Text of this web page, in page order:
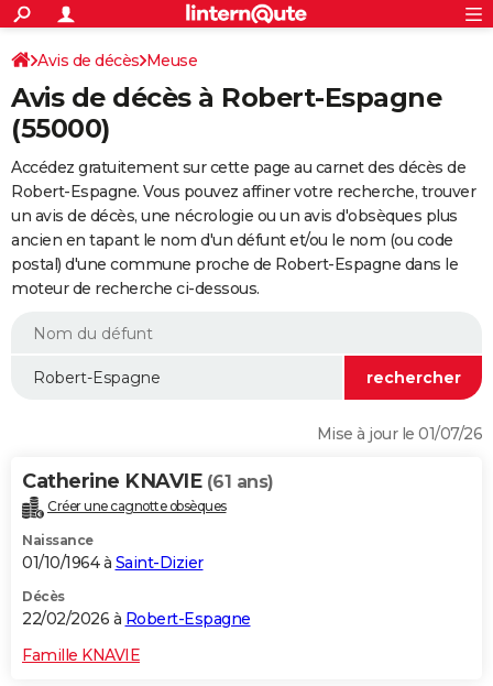
ACTUALITÉS
Politique
Société
Faits Divers
Education
Monde
Villes
+
SPORT
Coupe du monde 2026
Football
Tennis
Cyclisme
Rugby
Forum
FINANCE
Retraite
Impôts
Epargne
Immobilier
Risques naturels par ville
Banque
Assurance
Crédit
Essais
Réserver un essai
Citadines
Berlines
SUV
Forum auto
+
HIGH-TECH
Mobiles
Meilleur smartphone
Internet
Ordinateurs
Jeux vidéo
Guide high-tech
+BRICOLAGE
Forum
Aménagement intérieur
Extérieur
Cuisine
Salle de bains
Jardinage
Rangement
WEEK-END
Guides de France
Escapades
Patrimoine
Expositions
Musées
Week-end nature
LIFESTYLE
Alimentation
Guide de la santé
Maladies
Médicaments
Sommeil
VOYAGE
Destinations
City break
Voyage nature
Voyage de noces
Forum
Climat
+PHOTO
GUIDES D'ACHAT
BONS PLANS
CARTE DE VOEUX
Avis de décès Meuse
Avis de décès à Robert-Espagne
(55000)
Accédez gratuitement sur cette page au carnet des décès de
Robert-Espagne. Vous pouvez affiner votre recherche, trouver
un avis de décès, une nécrologie ou un avis d'obsèques plus
ancien en tapant le nom d'un défunt et/ou le nom (ou code
postal) d'une commune proche de Robert-Espagne dans le
moteur de recherche ci-dessous.
Mise à jour le 01/07/26
Catherine KNAVIE (61 ans)
Créer une cagnotte obsèques
Naissance
01/10/1964 à Saint-Dizier
Décès
22/02/2026 à Robert-Espagne
Famille KNAVIE